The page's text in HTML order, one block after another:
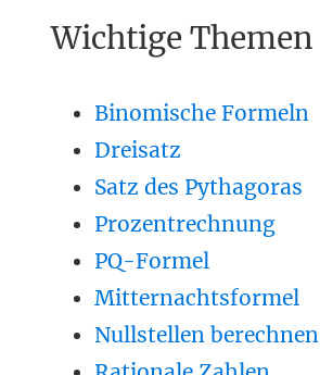
Wichtige Themen
Binomische Formeln
Dreisatz
Satz des Pythagoras
Prozentrechnung
PQ-Formel
Mitternachtsformel
Nullstellen berechnen